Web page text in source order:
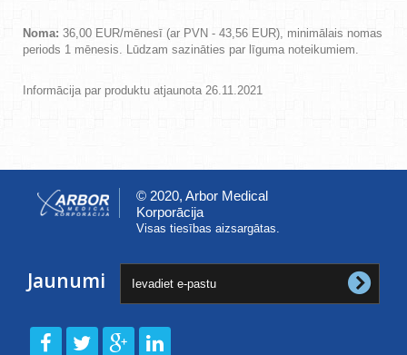
Noma: 36,00 EUR/mēnesī (ar PVN - 43,56 EUR), minimālais nomas
periods 1 mēnesis. Lūdzam sazināties par līguma noteikumiem.
Informācija par produktu atjaunota 26.11.2021
© 2020, Arbor Medical
Korporācija
Visas tiesības aizsargātas.
Jaunumi